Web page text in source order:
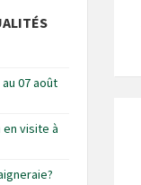
07 août
visite à